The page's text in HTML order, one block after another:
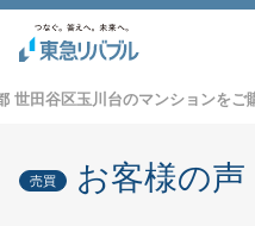
世田谷区玉川台のマンションをご
売買 お客様の声